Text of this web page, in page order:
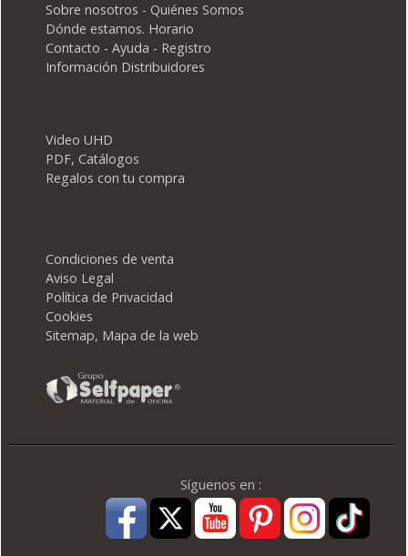
Sobre nosotros - Quiénes Somos
Dónde estamos. Horario
Contacto - Ayuda - Registro
Información Distribuidores
Video UHD
PDF, Catálogos
Regalos con tu compra
Condiciones de venta
Aviso Legal
Política de Privacidad
Cookies
Sitemap, Mapa de la web
Síguenos en :